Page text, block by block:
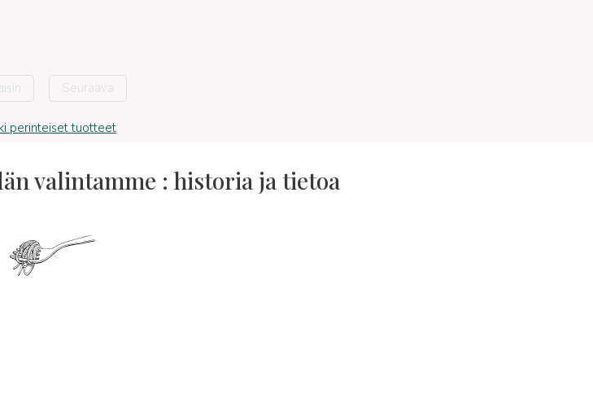
Seuraava
perinteiset tuotteet
valintamme : historia ja tietoa